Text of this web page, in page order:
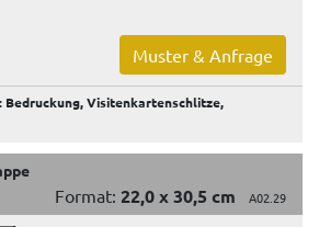
Muster & Anfrage
Bedruckung, Visitenkartenschlitze,
Format: 22,0 x 30,5 cm A02.29